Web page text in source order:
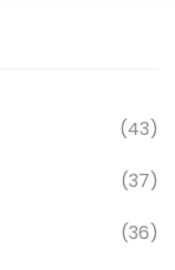
(43)
(37)
(36)